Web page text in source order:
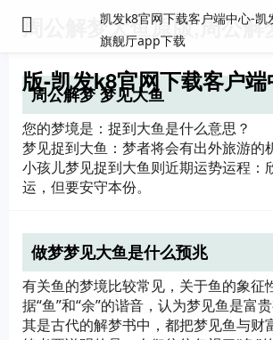
凯发k8官网下载客户端中心-凯
旗舰厅app下载
周公解梦大鱼原版,周公解
版-凯发k8官网下载客户端
周公解梦 梦见大鱼
您的梦境是：捉到大鱼是什么意思？
梦见捉到大鱼：梦者将会有出外旅游的
小孩儿梦见捉到大鱼则近期运势运程：
运，但要安守本份。
做梦梦见大鱼是什么预兆
有关鱼的梦境比较常见，关于鱼的象征
据“鱼”和“余”的谐音，认为梦见鱼是富
其是古代的解梦书中，都把梦见鱼与财